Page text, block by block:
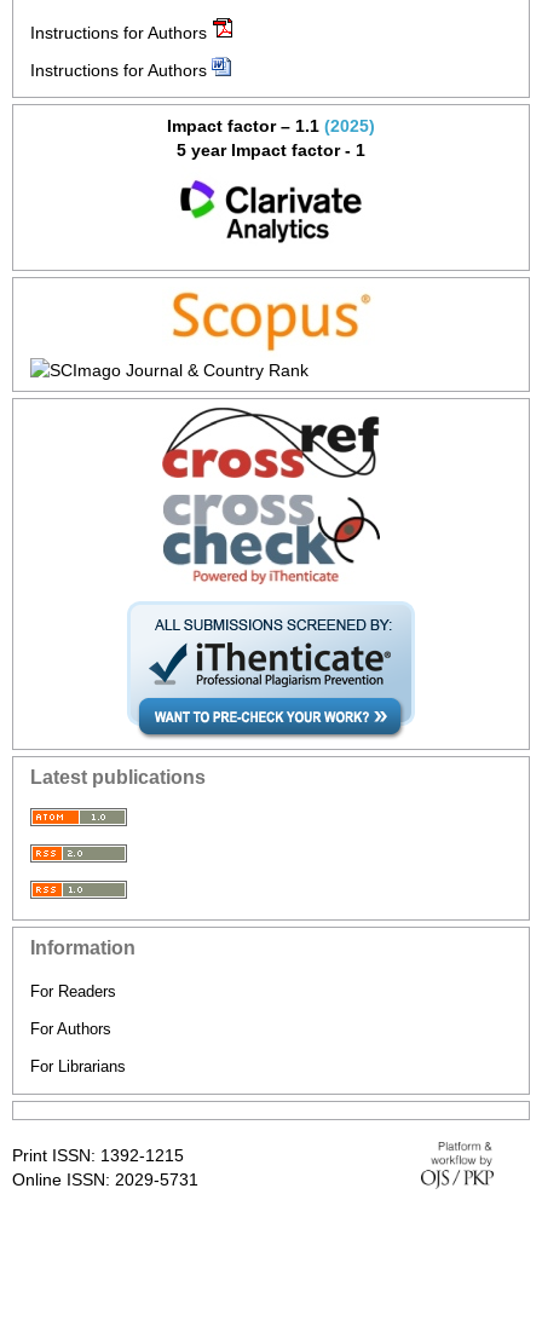
Instructions for Authors
Instructions for Authors
Impact factor – 1.1 (2025)
5 year Impact factor - 1
Latest publications
Information
For Readers
For Authors
For Librarians
Print ISSN: 1392-1215
Online ISSN: 2029-5731